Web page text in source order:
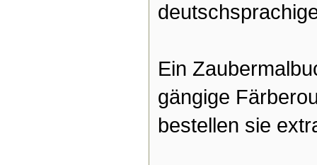
Ein
gängige
bestellen sie